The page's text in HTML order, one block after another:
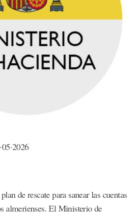
de rescate para sanear las cuentas
almerienses. El Ministerio de